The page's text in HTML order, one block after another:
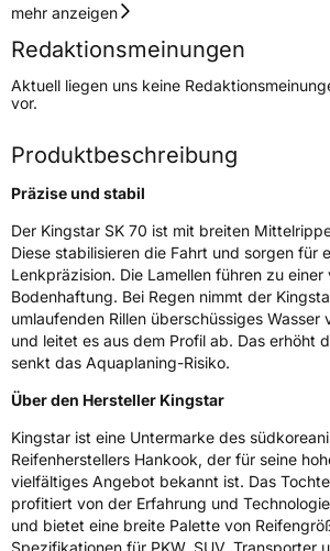
Geschwindigkeitsindex
Höchstgeschwindigkeit
210 km/h
Lastindex88
Höchstlast560 kg
Generelle Merkmale
FahrzeugtypPKW
Verwendung Sommerreifen
ModellnameRoad Fit SK70
FahrzeugartPKW & SUV
Weitere Eigenschaften
SchlauchtypTL
ZustandNeureifen
mehr anzeigen
Redaktionsmeinungen
Aktuell liegen uns keine
vor.
Produktbeschreibung
Präzise und stabil
Der Kingstar SK 70 ist mit breiten
Diese stabilisieren die Fahrt und sorgen für
Lenkpräzision. Die Lamellen führen zu
Bodenhaftung. Bei Regen nimmt der
umlaufenden Rillen überschüssiges Wasser
und leitet es aus dem Profil ab. Das erhöht
senkt das Aquaplaning-Risiko.
Über den Hersteller Kingstar
Kingstar ist eine Untermarke des
Reifenherstellers Hankook, der für seine
vielfältiges Angebot bekannt ist. Das
profitiert von der Erfahrung und
und bietet eine breite Palette von